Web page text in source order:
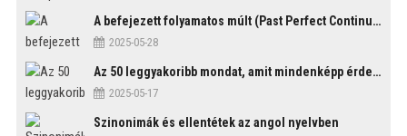
A befejezett folyamatos múlt (Past Perfect Continuous Tense)
2025-05-28
Az 50 leggyakoribb mondat, amit mindenképp érdemes tudni
2025-05-17
Szinonimák és ellentétek az angol nyelvben